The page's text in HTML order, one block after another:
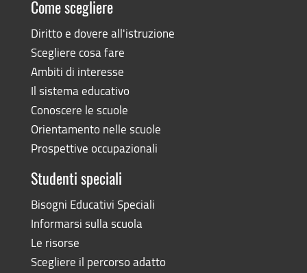
Come scegliere
Diritto e dovere all'istruzione
Scegliere cosa fare
Ambiti di interesse
Il sistema educativo
Conoscere le scuole
Orientamento nelle scuole
Prospettive occupazionali
Studenti speciali
Bisogni Educativi Speciali
Informarsi sulla scuola
Le risorse
Scegliere il percorso adatto